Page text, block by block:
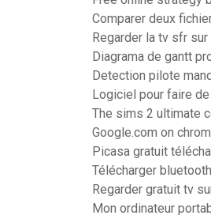
Comparer deux
Regarder la tv sfr
Diagrama de gantt
Detection pilote
Logiciel pour faire
The sims 2 ultimate
Google.com on
Picasa gratuit
Télécharger
Regarder gratuit tv
Mon ordinateur